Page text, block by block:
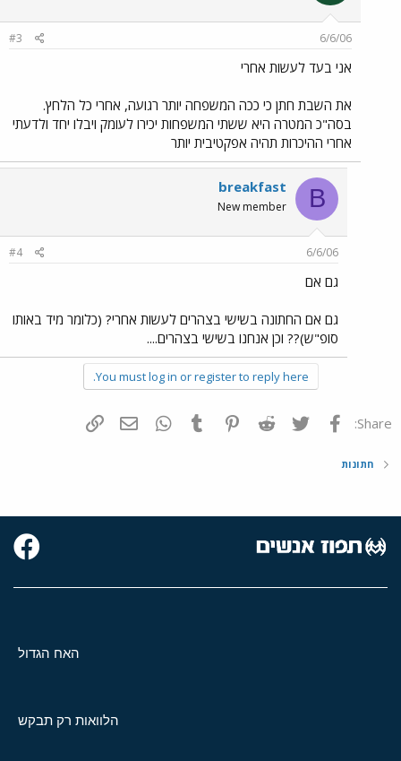
6/6/06
#3
אני בעד לעשות אחרי
את השבת חתן כי ככה המשפחה יותר רגועה, אחרי כל הלחץ.
בסה"כ המטרה היא ששתי המשפחות יכירו לעומק ויבלו יחד ולדעתי
אחרי ההיכרות תהיה אפקטיבית יותר
B
breakfast
New member
6/6/06
#4
גם אם
גם אם החתונה בשישי בצהרים לעשות אחרי? (כלומר מיד באותו
סופ"ש)?? וכן אנחנו בשישי בצהרים....
You must log in or register to reply here.
Share: פייסבוק Twitter
Reddit
Pinterest
Tumblr
WhatsAppדואר אלקטרוני
חתונות
האח הגדול
הלוואות רק תבקש